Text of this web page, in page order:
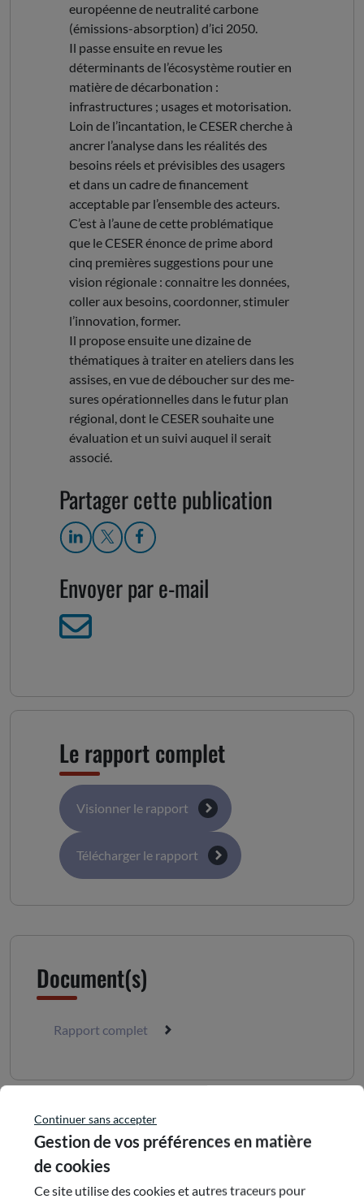
européenne de neutralité carbone
(émissions-absorption) d’ici 2050.
Il passe ensuite en revue les
déterminants de l’écosystème routier en
matière de décarbonation :
infrastructures ; usages et motorisation.
Loin de l’incantation, le CESER cherche à
ancrer l’analyse dans les réalités des
besoins réels et prévisibles des usagers
et dans un cadre de financement
acceptable par l’ensemble des acteurs.
C’est à l’aune de cette problématique
que le CESER énonce de prime abord
cinq premières suggestions pour une
vision régionale : connaitre les données,
coller aux besoins, coordonner, stimuler
l’innovation, former.
Il propose ensuite une dizaine de
thématiques à traiter en ateliers dans les
assises, en vue de déboucher sur des me-
sures opérationnelles dans le futur plan
régional, dont le CESER souhaite une
évaluation et un suivi auquel il serait
associé.
Partager cette publication
Envoyer par e-mail
Le rapport complet
Visionner le rapport
Télécharger le rapport
Document(s)
Rapport complet
Commission
Continuer sans accepter
Gestion de vos préférences en matière
de cookies
Ce site utilise des cookies et autres traceurs pour